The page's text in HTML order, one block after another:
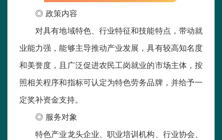
◎ 政策内容
对具有地域特色、行业特征和技能特点，带动就
业能力强，能够主导推动产业发展，具有较高知名度
和美誉度，且广泛促进农民工岗就业的市场主体，按
照相关程序和指标可认定为特色劳务品牌，并给予一
定奖补资金支持。
◎ 服务对象
特色产业龙头企业、职业培训机构、行业协会、